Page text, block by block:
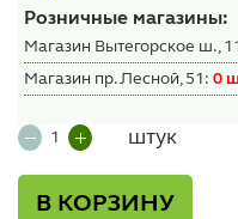
Розничные магазины:
Магазин Вытегорское ш.,
Магазин пр. Лесной, 51: 0
штук
В КОРЗИНУ